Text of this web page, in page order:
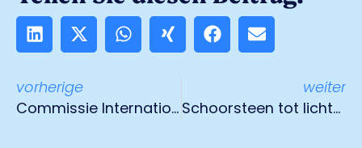
vorherige
Commissie Internationalisering in gesprek met Minister Hoekstra
weiter
Schoorsteen tot lichtkunstwerk getransformeerd